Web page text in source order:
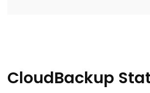
CloudBackup